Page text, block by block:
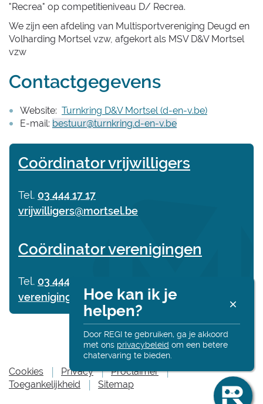
"Recrea" op competitieniveau D/ Recrea.
We zijn een afdeling van Multisportvereniging Deugd en
Volharding Mortsel vzw, afgekort als MSV D&V Mortsel
vzw
Contactgegevens
Website: Turnkring D&V Mortsel (d-en-v.be)
E-mail: bestuur@turnkring.d-en-v.be
Contact
Coördinator vrijwilligers
Tel. 03 444 17 17
E-
vrijwilligers@mortsel.be
Coördinator verenigingen
Tel. 03 444 17 75
E-
mail
verenigingen @mortsel.be
Cookies Privacy
Proclaimer
Toegankelijkheid
Sitemap
Ik
Hoe kan ik je
helpen?
Door REGI te gebruiken, ga je akkoord
met ons privacybeleid om een betere
chatervaring te bieden.